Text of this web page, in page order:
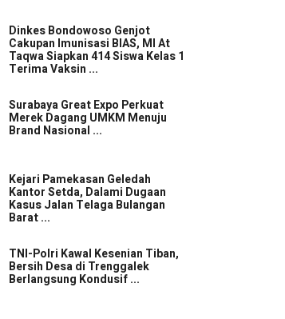
Dinkes Bondowoso Genjot
Cakupan Imunisasi BIAS, MI At
Taqwa Siapkan 414 Siswa Kelas 1
Terima Vaksin ...
Surabaya Great Expo Perkuat
Merek Dagang UMKM Menuju
Brand Nasional ...
Kejari Pamekasan Geledah
Kantor Setda, Dalami Dugaan
Kasus Jalan Telaga Bulangan
Barat ...
TNI-Polri Kawal Kesenian Tiban,
Bersih Desa di Trenggalek
Berlangsung Kondusif ...